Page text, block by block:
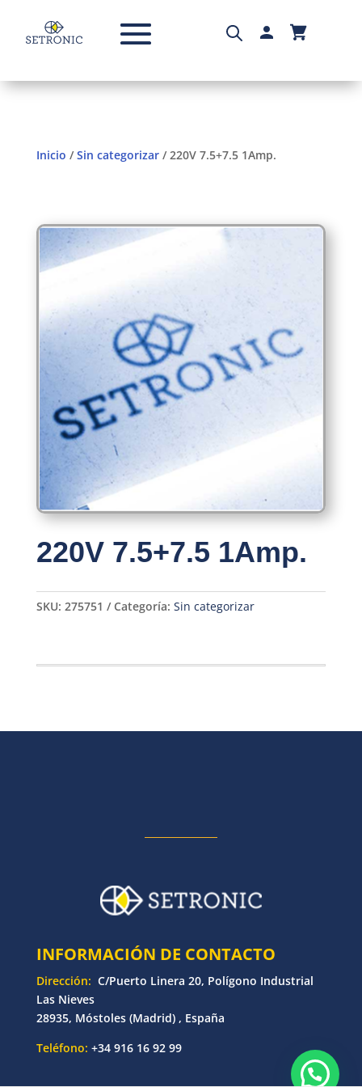
Inicio /Sin categorizar/ 220V 7.5+7.5 1Amp.
220V 7.5+7.5 1Amp.
SKU: 275751 Categoría: Sin categorizar
INFORMACIÓN DE CONTACTO
Dirección: C/Puerto Linera 20, Polígono Industrial
Las Nieves
28935, Móstoles (Madrid) , España
Teléfono: +34 916 16 92 99